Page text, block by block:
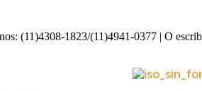
(11)4308-1823/(11)4941-0377 | O